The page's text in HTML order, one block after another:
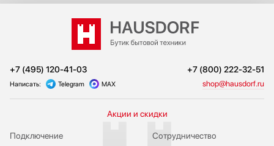
+7 (495) 120-41-03 +7 (800) 222-32-51
Написать: Telegram MAX shop@hausdorf.ru
Акции и скидки
Подключение Сотрудничество